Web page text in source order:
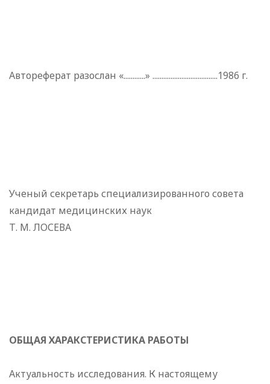
Автореферат разослан «............» ....................................1986 г.
Ученый секретарь специализированного совета
кандидат медицинских наук
Т. М. ЛОСЕВА
ОБЩАЯ ХАРАКСТЕРИСТИКА РАБОТЫ
Актуальность исследования. К настоящему